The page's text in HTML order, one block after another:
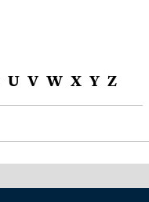
U V W X Y Z